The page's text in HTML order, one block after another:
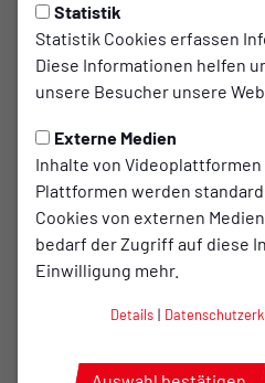
Statistik
Statistik Cookies erfassen
Diese Informationen helfen
unsere Besucher unsere
Externe Medien
Inhalte von Videoplattformen
Plattformen werden
Cookies von externen
bedarf der Zugriff auf diese
Einwilligung mehr.
Details |
wurden die TuS-Läufer*innen
der Firma von Peter und Lena
Goldschmied Geschäft für
ausgestattet. Allein 25 ABO-
bei der Sparkassen-Cup-
Werbebotschafter für den
Altkreis Bersenbrück. Darüber
Athleten in diesem Jahr beim
Hannover-Marathon,
Marathon und sogar beim